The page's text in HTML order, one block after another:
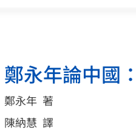
鄭永年論中國
鄭永年 著
陳納慧 譯